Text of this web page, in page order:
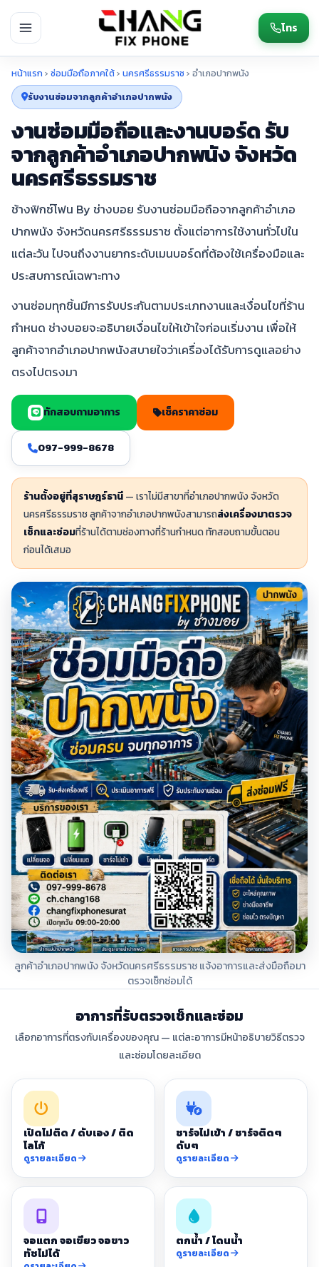
โทร
หน้าแรก › ซ่อมมือถือภาคใต้› นครศรีธรรมราช › อำเภอปากพนัง
รับงานซ่อมจากลูกค้าอำเภอปากพนัง
งานซ่อมมือถือและงานบอร์ด รับ
จากลูกค้าอำเภอปากพนัง จังหวัด
นครศรีธรรมราช
ช้างฟิกซ์โฟน By ช่างบอย รับงานซ่อมมือถือจากลูกค้าอำเภอ
ปากพนัง จังหวัดนครศรีธรรมราช ตั้งแต่อาการใช้งานทั่วไปใน
แต่ละวัน ไปจนถึงงานยากระดับเมนบอร์ดที่ต้องใช้เครื่องมือและ
ประสบการณ์เฉพาะทาง
งานซ่อมทุกชิ้นมีการรับประกันตามประเภทงานและเงื่อนไขที่ร้าน
กำหนด ช่างบอยจะอธิบายเงื่อนไขให้เข้าใจก่อนเริ่มงาน เพื่อให้
ลูกค้าจากอำเภอปากพนังสบายใจว่าเครื่องได้รับการดูแลอย่าง
ตรงไปตรงมา
ทักสอบถามอาการ เช็คราคาซ่อม
097-999-8678
ร้านตั้งอยู่ที่สุราษฎร์ธานี — เราไม่มีสาขาที่อำเภอปากพนัง จังหวัด
นครศรีธรรมราช ลูกค้าจากอำเภอปากพนังสามารถส่งเครื่องมาตรวจ
เช็กและซ่อมที่ร้านได้ตามช่องทางที่ร้านกำหนด ทักสอบถามขั้นตอน
ก่อนได้เสมอ
ลูกค้าอำเภอปากพนัง จังหวัดนครศรีธรรมราช แจ้งอาการและส่งมือถือมา
ตรวจเช็กซ่อมได้
อาการที่รับตรวจเช็กและซ่อม
เลือกอาการที่ตรงกับเครื่องของคุณ — แต่ละอาการมีหน้าอธิบายวิธีตรวจ
และซ่อมโดยละเอียด
เปิดไม่ติด / ดับเอง / ติด
โลโก้
ดูรายละเอียด
ชาร์จไม่เข้า / ชาร์จติดๆ
ดับๆ
ดูรายละเอียด
จอแตก จอเขียว จอขาว
ทัชไม่ได้
ตกน้ำ / โดนน้ำ
ดูรายละเอียด